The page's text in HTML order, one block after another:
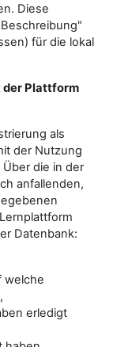
Diese
für die lokal
der Plattform
als
der Nutzung
die in der
anfallenden,
Datenbank:
welche
erledigt